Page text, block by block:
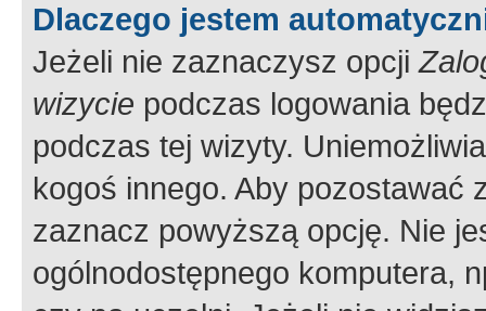
Dlaczego jestem
Jeżeli nie zaznaczysz opcji
wizycie podczas logowania
podczas tej wizyty.
kogoś innego. Aby pozostawać
zaznacz powyższą opcję. Nie
ogólnodostępnego komputera,